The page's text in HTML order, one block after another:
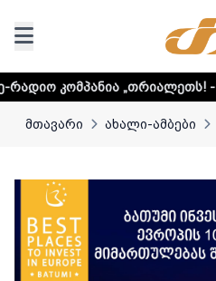
„თრიალეთს! - დეტალური
მთავარი ახალი-ამბები